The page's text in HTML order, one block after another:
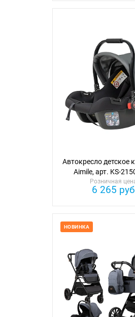
Автокресло детское
Aimile, арт. KS-
(экокожа)
Розничная
6 265 руб
НОВИНКА